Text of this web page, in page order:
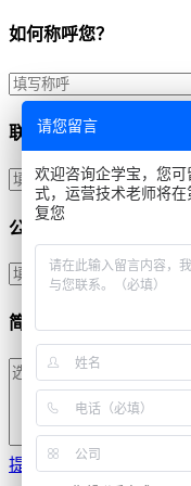
如何称呼您？
联系方式
公司名称
简单描述需求
提交
请您留言
欢迎咨询企学宝，您可
式，运营技术老师将在
复您